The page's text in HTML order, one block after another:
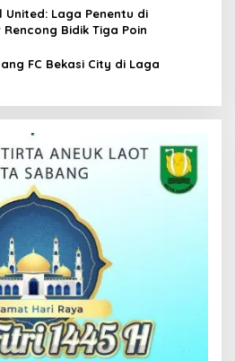
United: Laga Penentu di
Bidik Tiga Poin
FC Bekasi City di Laga